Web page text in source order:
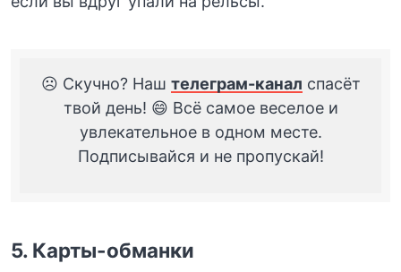
☹️ Скучно? Наш телеграм-канал спасёт
твой день! 😄 Всё самое веселое и
увлекательное в одном месте.
Подписывайся и не пропускай!
5. Карты-обманки